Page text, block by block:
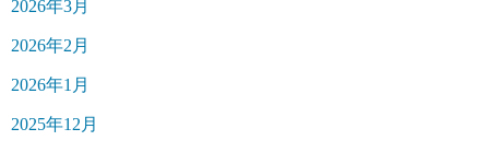
2026年3月
2026年2月
2026年1月
2025年12月